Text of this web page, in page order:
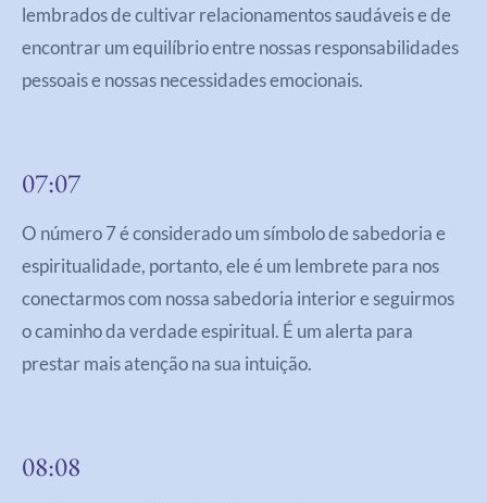
lembrados de cultivar relacionamentos saudáveis e de
encontrar um equilíbrio entre nossas responsabilidades
pessoais e nossas necessidades emocionais.
07:07
O número 7 é considerado um símbolo de sabedoria e
espiritualidade, portanto, ele é um lembrete para nos
conectarmos com nossa sabedoria interior e seguirmos
o caminho da verdade espiritual. É um alerta para
prestar mais atenção na sua intuição.
08:08